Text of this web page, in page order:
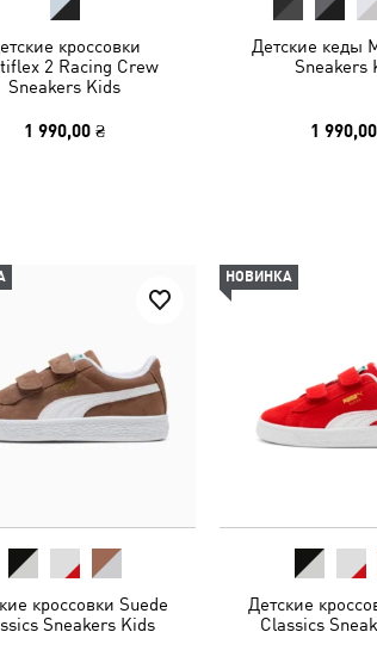
кроссовки
2 Racing Crew
Sneakers Kids
1 990,00 ₴
Детские кеды
Sneakers
1
кроссовки Suede
Sneakers Kids
НОВИНКА
Детские
Classics